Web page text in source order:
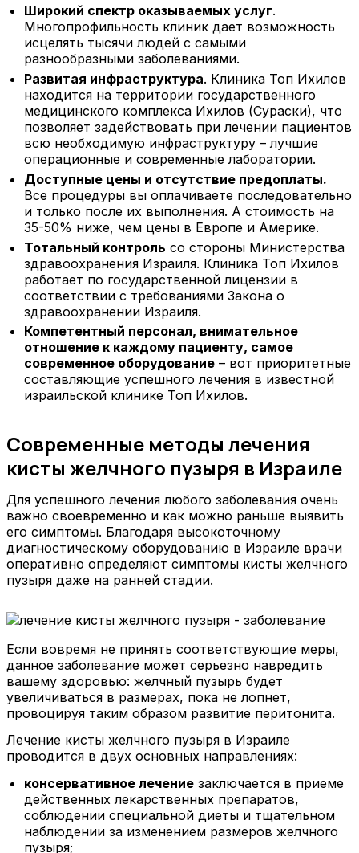
Широкий спектр оказываемых услуг.
Многопрофильность клиник дает возможность
исцелять тысячи людей с самыми
разнообразными заболеваниями.
Развитая инфраструктура. Клиника Топ Ихилов
находится на территории государственного
медицинского комплекса Ихилов (Сураски), что
позволяет задействовать при лечении пациентов
всю необходимую инфраструктуру – лучшие
операционные и современные лаборатории.
Доступные цены и отсутствие предоплаты.
Все процедуры вы оплачиваете последовательно
и только после их выполнения. А стоимость на
35-50% ниже, чем цены в Европе и Америке.
Тотальный контроль со стороны Министерства
здравоохранения Израиля. Клиника Топ Ихилов
работает по государственной лицензии в
соответствии с требованиями Закона о
здравоохранении Израиля.
Компетентный персонал, внимательное
отношение к каждому пациенту, самое
современное оборудование – вот приоритетные
составляющие успешного лечения в известной
израильской клинике Топ Ихилов.
Современные методы лечения
кисты желчного пузыря в Израиле
Для успешного лечения любого заболевания очень
важно своевременно и как можно раньше выявить
его симптомы. Благодаря высокоточному
диагностическому оборудованию в Израиле врачи
оперативно определяют симптомы кисты желчного
пузыря даже на ранней стадии.
Если вовремя не принять соответствующие меры,
данное заболевание может серьезно навредить
вашему здоровью: желчный пузырь будет
увеличиваться в размерах, пока не лопнет,
провоцируя таким образом развитие перитонита.
Лечение кисты желчного пузыря в Израиле
проводится в двух основных направлениях:
консервативное лечение заключается в приеме
действенных лекарственных препаратов,
соблюдении специальной диеты и тщательном
наблюдении за изменением размеров желчного
пузыря;